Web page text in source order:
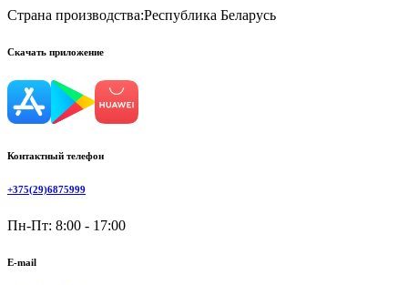
Страна производства:Республика Беларусь
Скачать приложение
Контактный телефон
+375(29)6875999
Пн-Пт: 8:00 - 17:00
E-mail